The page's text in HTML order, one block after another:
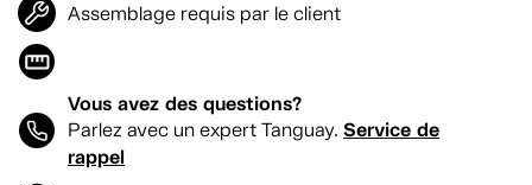
Assemblage requis par le client
Vous avez des questions?
Parlez avec un expert Tanguay. Service de
rappel